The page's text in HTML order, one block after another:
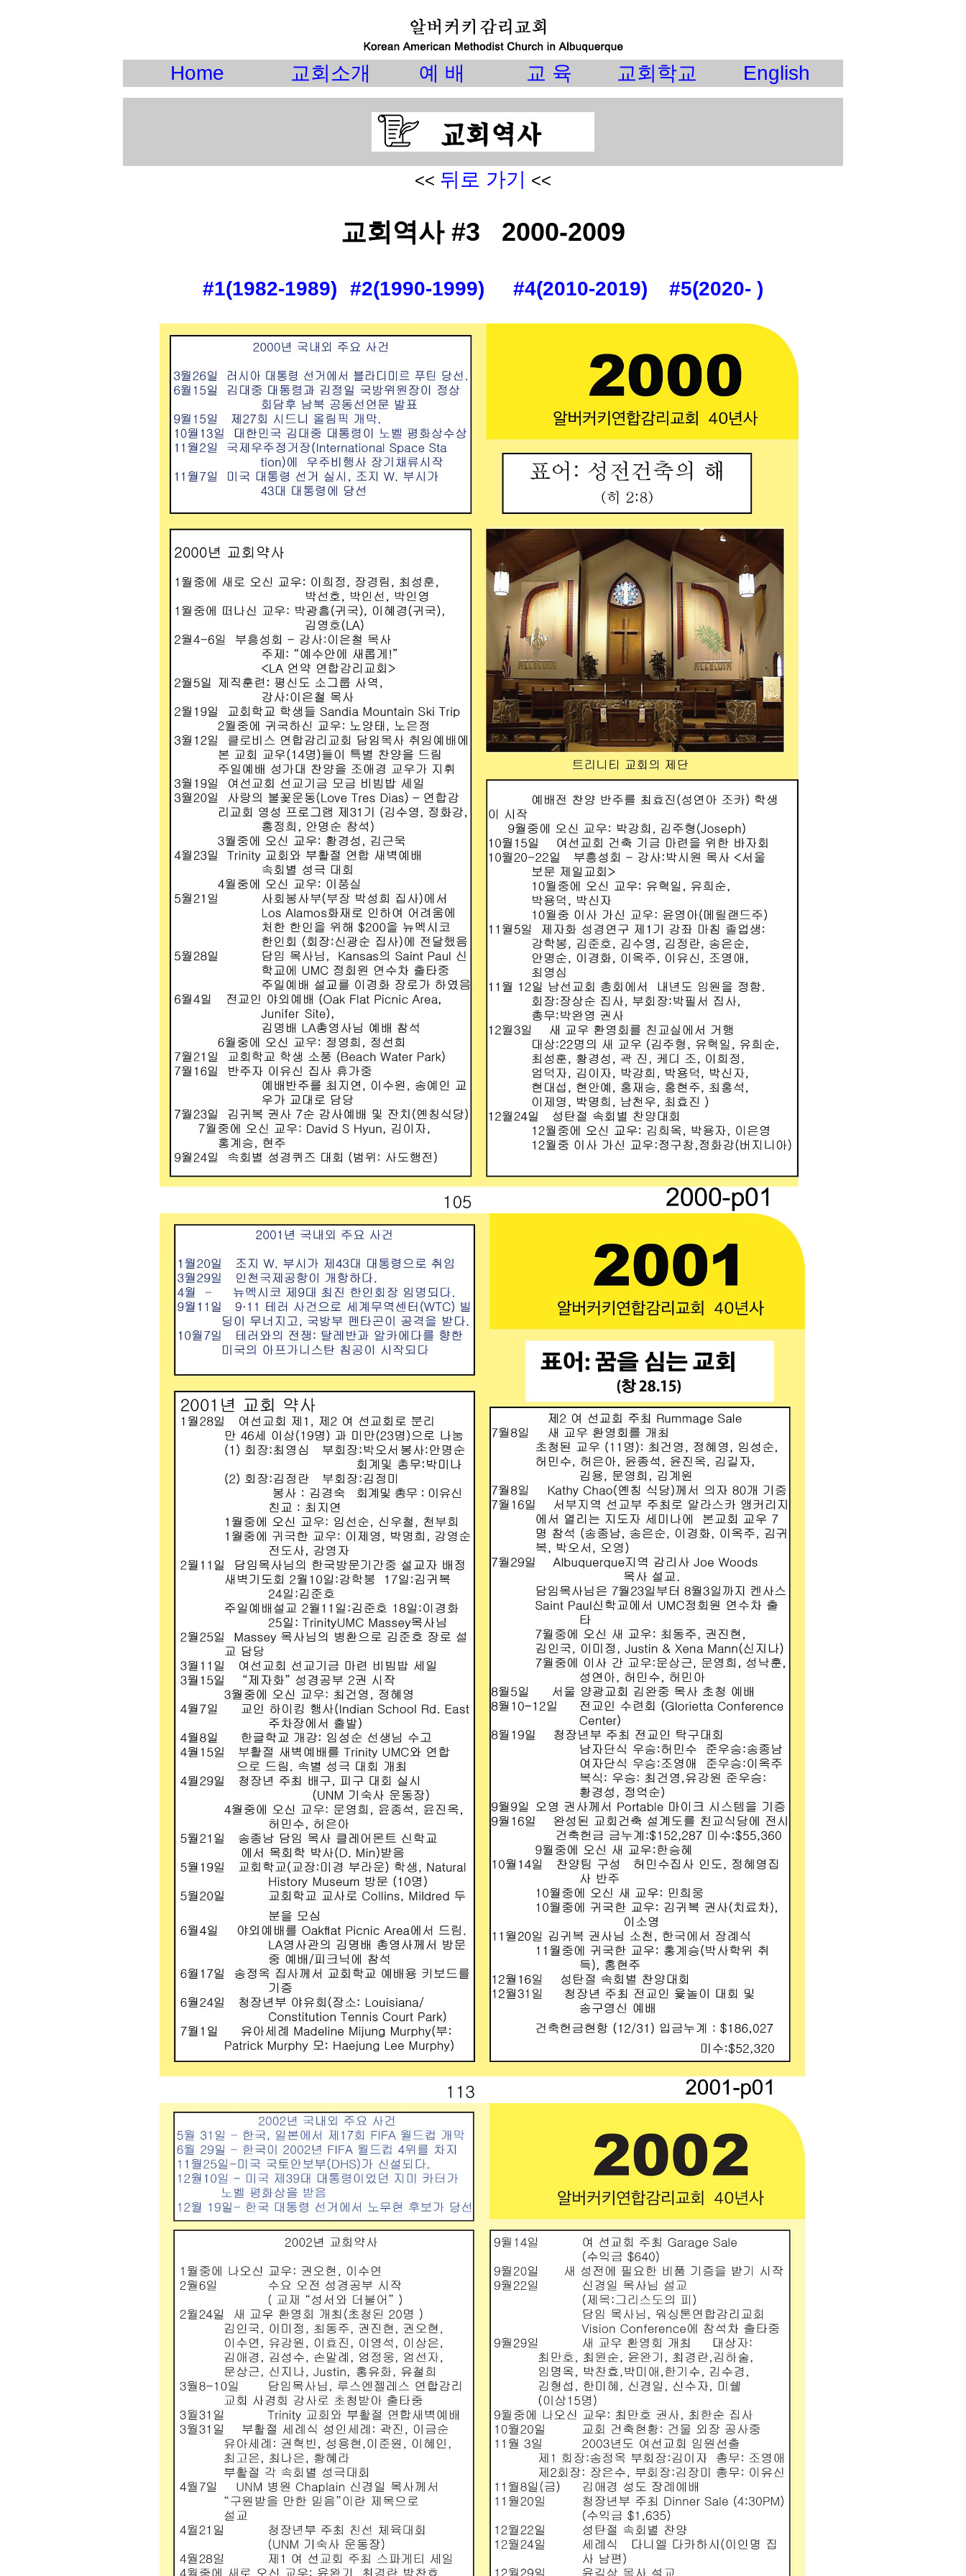
Home 교회소개 예 배 교 육 교회학교 English
<< 뒤로 가기 <<
교회역사 #3 2000-2009
#1(1982-1989) #2(1990-1999) #4(2010-2019) #5(2020- )